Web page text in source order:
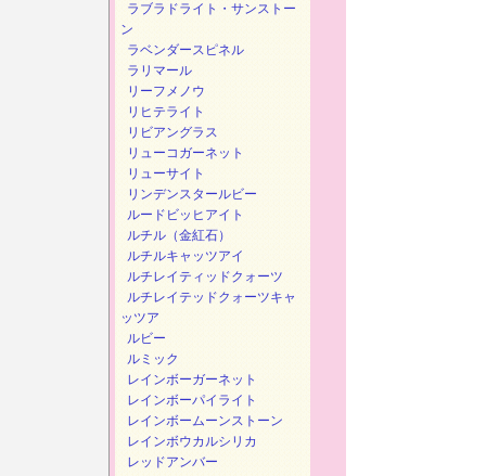
ラブラドライト・サンストー
ン
ラベンダースピネル
ラリマール
リーフメノウ
リヒテライト
リビアングラス
リューコガーネット
リューサイト
リンデンスタールビー
ルードビッヒアイト
ルチル（金紅石）
ルチルキャッツアイ
ルチレイティッドクォーツ
ルチレイテッドクォーツキャ
ッツア
ルビー
ルミック
レインボーガーネット
レインボーパイライト
レインボームーンストーン
レインボウカルシリカ
レッドアンバー